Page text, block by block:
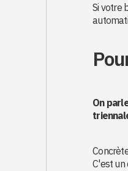
Si votre
On
C'est un